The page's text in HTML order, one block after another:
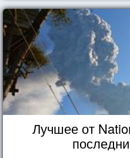
Лучшее от